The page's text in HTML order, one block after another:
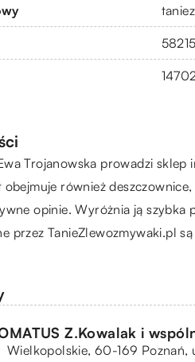
Trojanowska prowadzi sklep
również
opinie. Wyróżnia ją
przez TanieZlewozmywaki.pl
Z.Kowalak i
Wielkopolskie, 60-169 Poznań,